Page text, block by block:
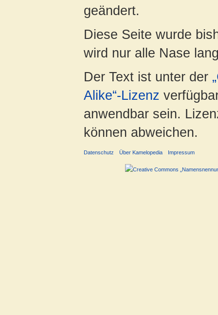
geändert.
Diese Seite wurde
wird nur alle Nase
Der Text ist unter der
Alike“-Lizenz
anwendbar sein.
können abweichen.
Datenschutz Über Kamelopedia Impressum